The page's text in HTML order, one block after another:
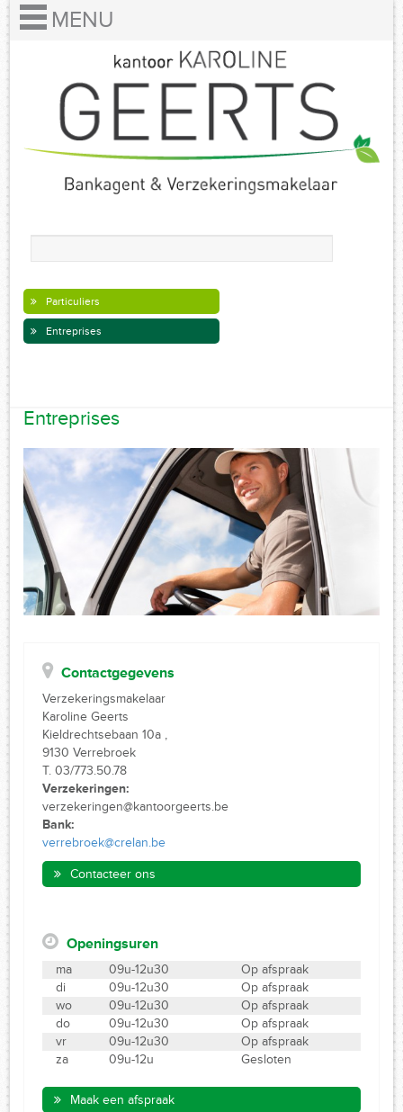
Particuliers
Entreprises
Entreprises
Contactgegevens
Verzekeringsmakelaar
Karoline Geerts
Kieldrechtsebaan 10a ,
9130 Verrebroek
T. 03/773.50.78
Verzekeringen:
verzekeringen@kantoorgeerts.be
Bank:
verrebroek@crelan.be
Contacteer ons
Openingsuren
ma 09u-12u30
Op afspraak
di
09u-12u30
Op afspraak
wo
09u-12u30
Op afspraak
do
09u-12u30
Op afspraak
vr
09u-12u30
Op afspraak
za
09u-12u Gesloten
Maak een afspraak